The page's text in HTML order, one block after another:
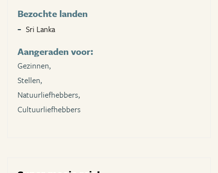
Bezochte landen
Sri Lanka
Aangeraden voor:
Gezinnen,
Stellen,
Natuurliefhebbers,
Cultuurliefhebbers